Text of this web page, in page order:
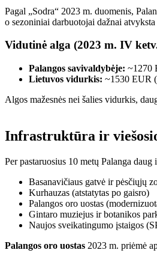
Pagal „Sodra“ 2023 m. duomenis,
o sezoniniai darbuotojai dažnai
Vidutinė alga (2023 m. IV
Palangos savivaldybėje: ~1270
Lietuvos vidurkis: ~1530 EUR
Algos mažesnės nei šalies vidurkis,
Infrastruktūra ir
Per pastaruosius 10 metų Palanga
Basanavičiaus gatvė ir pėsčiųjų
Kurhauzas (atstatytas po gaisro)
Palangos oro uostas
Gintaro muziejus ir botanikos
Naujos sveikatingumo įstaigos
Palangos oro uostas 2023 m. priėmė